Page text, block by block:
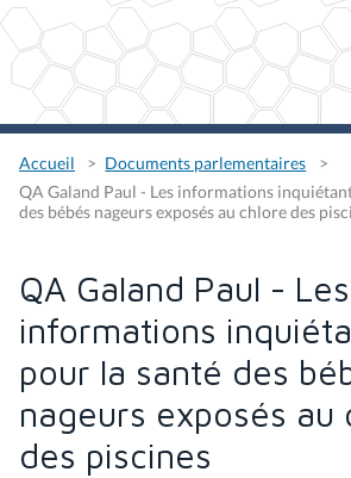
Accueil
Documents parlementaires
QA Galand Paul - Les informations
des bébés nageurs exposés au chlore des
QA Galand Paul - Les
informations
pour la santé des
nageurs exposés au
des piscines